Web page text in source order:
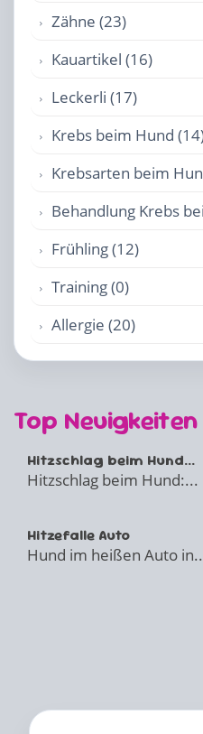
Zähne (23)
Kauartikel (16)
Leckerli (17)
Krebs beim Hund
Krebsarten beim
Behandlung Krebs
Frühling (12)
Training (0)
Allergie (20)
Top Neuigkeiten
Hitzschlag beim Hund...
Hitzschlag beim Hund:...
Hitzefalle Auto
Hund im heißen Auto